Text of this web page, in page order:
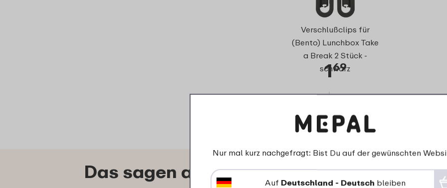
Verschlußclips für
(Bento) Lunchbox Take
a Break 2 Stück -
schwarz
169
Details Bestellen
Das sagen andere Kunden über Deckel
Nur mal kurz nachgefragt: Bist Du auf der gewünschten
Auf Deutschland - Deutsch bleiben